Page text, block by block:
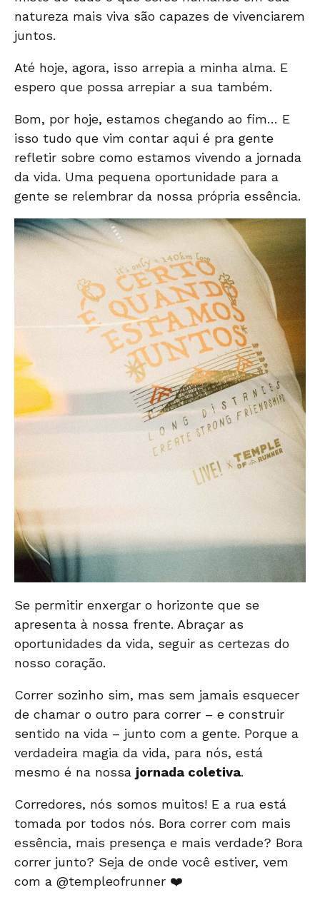
natureza mais viva são capazes de vivenciarem
juntos.
Até hoje, agora, isso arrepia a minha alma. E
espero que possa arrepiar a sua também.
Bom, por hoje, estamos chegando ao fim… E
isso tudo que vim contar aqui é pra gente
refletir sobre como estamos vivendo a jornada
da vida. Uma pequena oportunidade para a
gente se relembrar da nossa própria essência.
Se permitir enxergar o horizonte que se
apresenta à nossa frente. Abraçar as
oportunidades da vida, seguir as certezas do
nosso coração.
Correr sozinho sim, mas sem jamais esquecer
de chamar o outro para correr – e construir
sentido na vida – junto com a gente. Porque a
verdadeira magia da vida, para nós, está
mesmo é na nossa jornada coletiva.
Corredores, nós somos muitos! E a rua está
tomada por todos nós. Bora correr com mais
essência, mais presença e mais verdade? Bora
correr junto? Seja de onde você estiver, vem
com a @templeofrunner ❤️